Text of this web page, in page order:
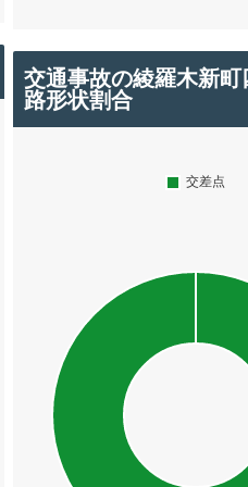
交通事故の綾羅木新町
路形状割合